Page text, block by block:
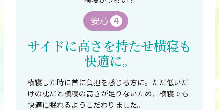
安心 4
サイドに高さを持たせ横寝も
快適に。
横寝した時に首に負担を感じる方に。ただ低いだ
けの枕だと横寝の高さが足りないため、横寝でも
快適に眠れるようこだわりました。